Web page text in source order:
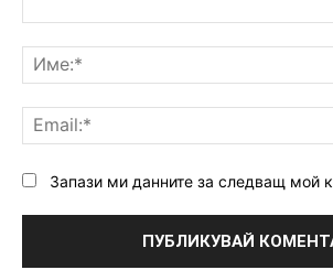
Запази ми данните за следващ мой